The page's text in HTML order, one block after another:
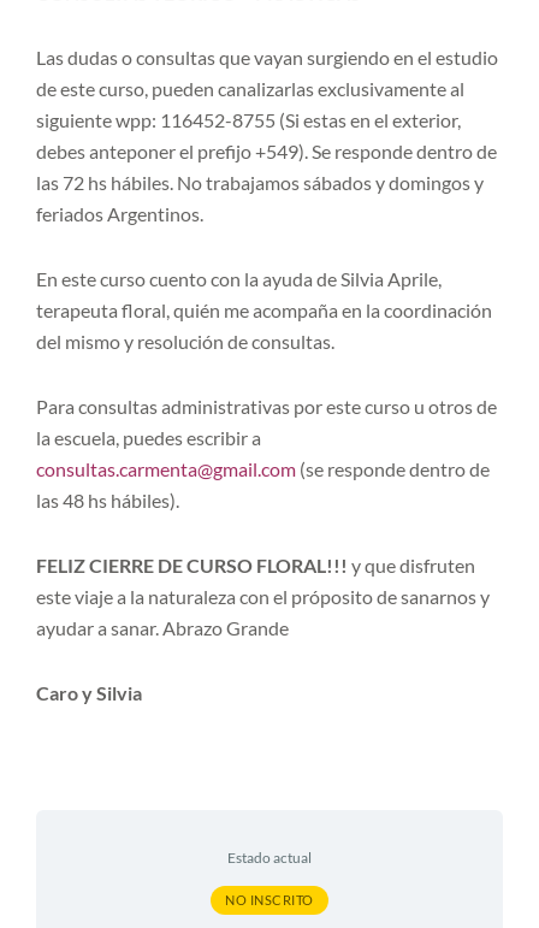
Las dudas o consultas que vayan surgiendo en el estudio
de este curso, pueden canalizarlas exclusivamente al
siguiente wpp: 116452-8755 (Si estas en el exterior,
debes anteponer el prefijo +549). Se responde dentro de
las 72 hs hábiles. No trabajamos sábados y domingos y
feriados Argentinos.
En este curso cuento con la ayuda de Silvia Aprile,
terapeuta floral, quién me acompaña en la coordinación
del mismo y resolución de consultas.
Para consultas administrativas por este curso u otros de
la escuela, puedes escribir a
consultas.carmenta@gmail.com (se responde dentro de
las 48 hs hábiles).
FELIZ CIERRE DE CURSO FLORAL!!! y que disfruten
este viaje a la naturaleza con el próposito de sanarnos y
ayudar a sanar. Abrazo Grande
Caro y Silvia
Estado actual
NO INSCRITO